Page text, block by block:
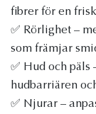
fibrer för en
✅ Rörlighet –
som främjar
✅ Hud och
hudbarriären
✅ Njurar –